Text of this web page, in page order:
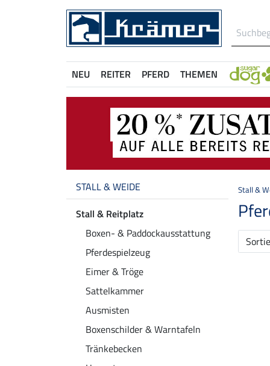
NEU REITER PFERD THEMEN
STALL & WEIDE
Stall & Reitplatz
Boxen- & Paddockausstattung
Pferdespielzeug
Eimer & Tröge
Sattelkammer
Ausmisten
Boxenschilder & Warntafeln
Tränkebecken
Stall &